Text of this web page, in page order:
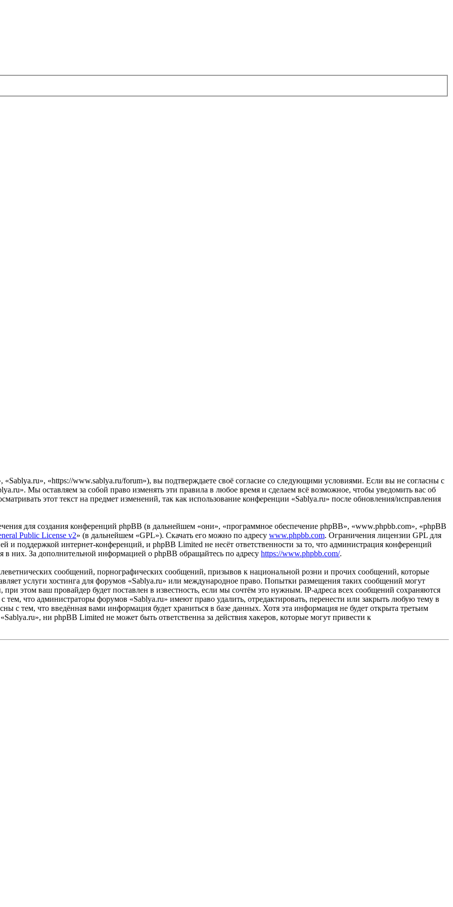
«https://www.sablya.ru/forum»), вы подтверждаете своё согласие со следующими условиями. Если вы не согласны с
Мы оставляем за собой право изменять эти правила в любое время и сделаем всё возможное, чтобы уведомить вас об
этот текст на предмет изменений, так как использование конференции «Sablya.ru» после обновления/исправления
для создания конференций phpBB (в дальнейшем «они», «программное обеспечение phpBB», «www.phpbb.com», «phpBB
Public License v2» (в дальнейшем «GPL»). Скачать его можно по адресу www.phpbb.com. Ограничения лицензии GPL для
и поддержкой интернет-конференций, и phpBB Limited не несёт ответственности за то, что администрация конференций
в них. За дополнительной информацией о phpBB обращайтесь по адресу https://www.phpbb.com/.
сообщений, порнографических сообщений, призывов к национальной розни и прочих сообщений, которые
услуги хостинга для форумов «Sablya.ru» или международное право. Попытки размещения таких сообщений могут
этом ваш провайдер будет поставлен в известность, если мы сочтём это нужным. IP-адреса всех сообщений сохраняются
тем, что администраторы форумов «Sablya.ru» имеют право удалить, отредактировать, перенести или закрыть любую тему в
с тем, что введённая вами информация будет храниться в базе данных. Хотя эта информация не будет открыта третьим
ни phpBB Limited не может быть ответственна за действия хакеров, которые могут привести к